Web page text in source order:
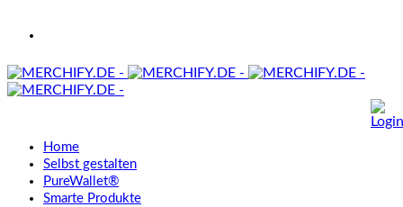
Home
Selbst gestalten
PureWallet®
Smarte Produkte